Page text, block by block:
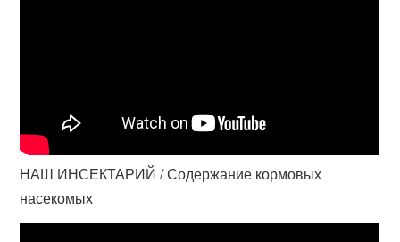
НАШ ИНСЕКТАРИЙ / Содержание кормовых
насекомых